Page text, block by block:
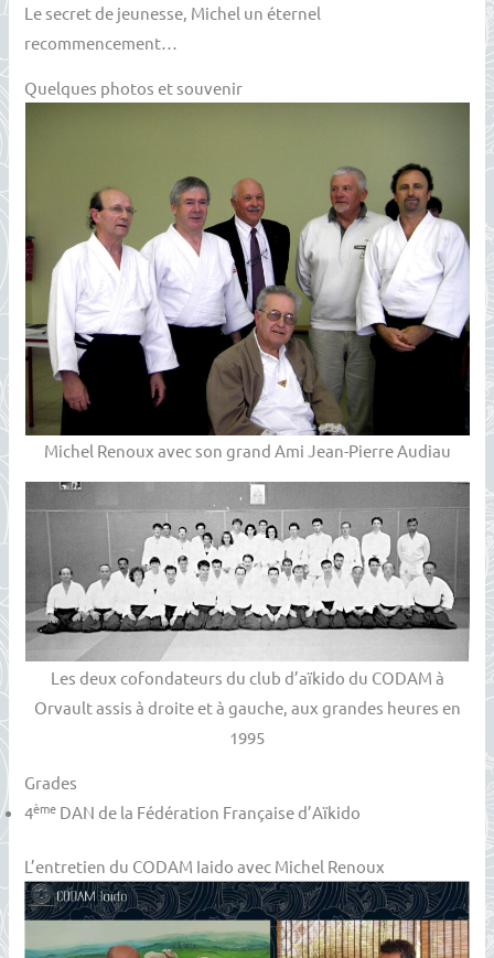
Le secret de jeunesse, Michel un éternel
recommencement…
Quelques photos et souvenir
Michel Renoux avec son grand Ami Jean-Pierre Audiau
Les deux cofondateurs du club d’aïkido du CODAM à
Orvault assis à droite et à gauche, aux grandes heures en
1995
Grades
4ème DAN de la Fédération Française d’Aïkido
L’entretien du CODAM Iaido avec Michel Renoux